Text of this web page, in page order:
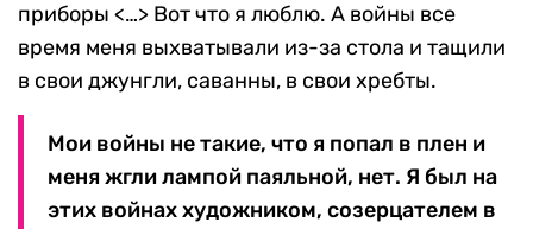
приборы <…> Вот что я люблю. А войны все
время меня выхватывали из-за стола и тащили
в свои джунгли, саванны, в свои хребты.
Мои войны не такие, что я попал в плен и
меня жгли лампой паяльной, нет. Я был на
этих войнах художником, созерцателем в